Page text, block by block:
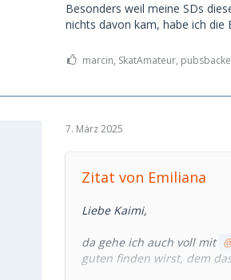
Besonders weil meine SDs
nichts davon kam, habe ich
marcin, SkatAmateur,
7. März 2025
Zitat von Emiliana
Liebe Kaimi,
da gehe ich auch voll mit
guten finden wirst, dem